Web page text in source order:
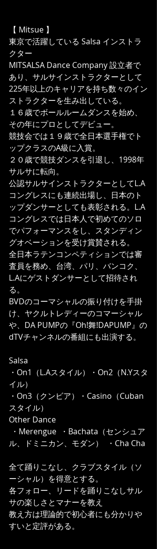
【 Mitsue 】
東京で活躍している Salsa インストラ
クター
MITSALSA Dance Company 設立者で
あり、サルサインストラクターとして
225年以上のキャリアを持ち数々のイン
ストラクターを生み出している。
１６歳でボールルームダンスを始め、
その年にプロとしてデビュー。
競技会では１９歳で全日本選手権でト
ップクラスのA級に入賞。
２０歳で競技ダンスを引退し、1998年
サルサに転向。
公認サルサインストラクターとしてL.A
コングレスにも連続出場し、日本のト
ップダンサーとしても表彰される。L.A
コングレスでは日本人で初めてのソロ
でパフォーマンスをし、スタンディン
グオベーションを受け賞賛される。
全日本ラテンコンペティションでは審
査員を務め、台湾、パリ、バンコク、
L.Aにゲストダンサーとして招待され
る。
BVDのコーマシャルの振り付けを手掛
け、ヤクルトレディーのコマーシャル
や、DA PUMPの『Oh!舞!DAPUMP』の
dTVチャンネルの番組にも出演する。
Salsa
・On1（L.Aスタイル）・On2（N.Yスタ
イル）
・On3（クンビア）・Casino（Cuban
スタイル）
Other Dance
ル、ドミニカン、モダン）  ・Cha Cha
全て踊りこなし、クラブスタイル（ソ
ーシャル）を得意とする。
各フォロー、リードを踊りこなしサル
サの楽しさとマナーを教え
教え方は理論的で初心者にも分かりや
すいと定評がある。